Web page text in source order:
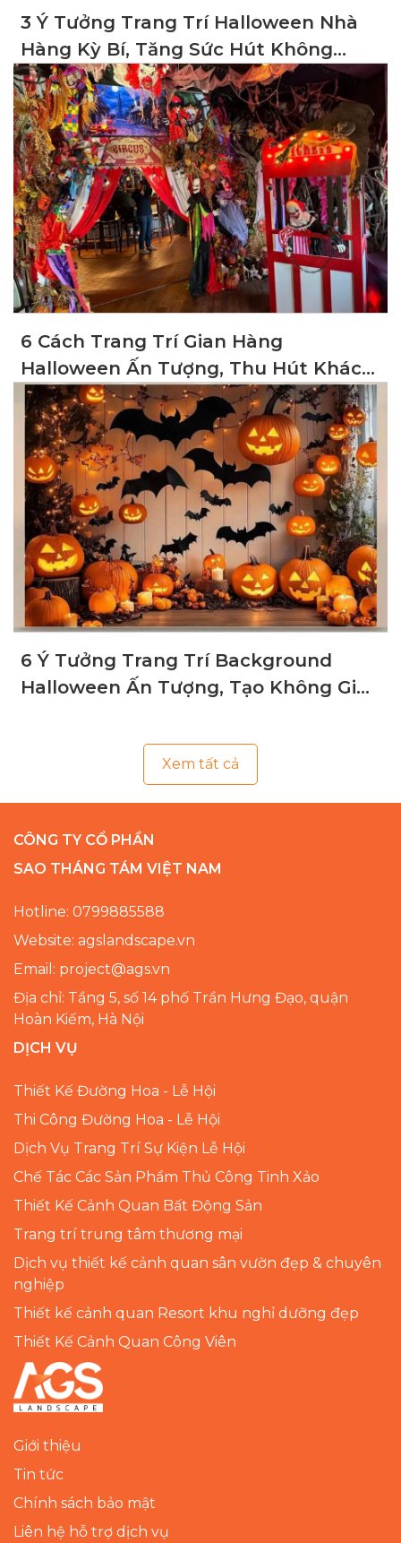
3 Ý Tưởng Trang Trí Halloween Nhà
Hàng Kỳ Bí, Tăng Sức Hút Không
Gian
6 Cách Trang Trí Gian Hàng
Halloween Ấn Tượng, Thu Hút Khách
Hàng
6 Ý Tưởng Trang Trí Background
Halloween Ấn Tượng, Tạo Không Gian
Xem tất cả
CÔNG TY CỔ PHẦN
SAO THÁNG TÁM VIỆT NAM
Hotline: 0799885588
Website: agslandscape.vn
Email: project@ags.vn
Địa chỉ: Tầng 5, số 14 phố Trần Hưng Đạo, quận
Hoàn Kiếm, Hà Nội
DỊCH VỤ
Thiết Kế Đường Hoa - Lễ Hội
Thi Công Đường Hoa - Lễ Hội
Dịch Vụ Trang Trí Sự Kiện Lễ Hội
Chế Tác Các Sản Phẩm Thủ Công Tinh Xảo
Thiết Kế Cảnh Quan Bất Động Sản
Trang trí trung tâm thương mại
Dịch vụ thiết kế cảnh quan sân vườn đẹp & chuyên
nghiệp
Thiết kế cảnh quan Resort khu nghỉ dưỡng đẹp
Thiết Kế Cảnh Quan Công Viên
Giới thiệu
Tin tức
Chính sách bảo mật
Liên hệ hỗ trợ dịch vụ